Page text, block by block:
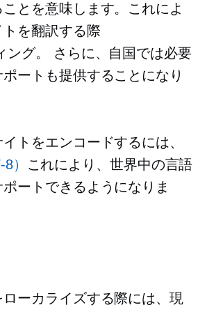
ことを意味します。これによ
トを翻訳する際
グ。
さらに、自国では必要
ートも提供することになり
トをエンコードするには、
）
これにより、世界中の言語
ートできるようになりま
ーカライズする際には、現